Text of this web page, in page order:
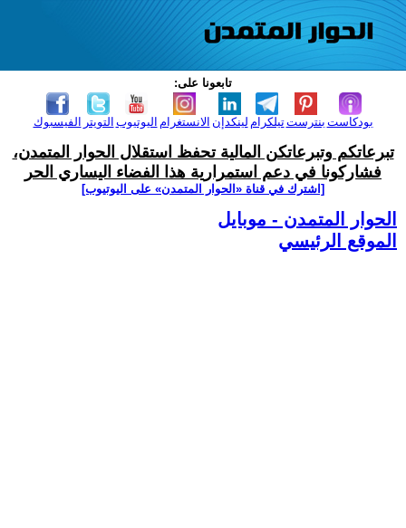
تابعونا على:
الفيسبوك التويتر اليوتيوب الانستغرام لينكدإن تيلكرامبنترست بودكاست
تبرعاتكم وتبرعاتكن المالية تحفظ استقلال الحوار المتمدن،
فشاركونا في دعم استمرارية هذا الفضاء اليساري الحر
[اشترك في قناة ‫«الحوار المتمدن» على اليوتيوب]
الحوار المتمدن - موبايل
الموقع الرئيسي